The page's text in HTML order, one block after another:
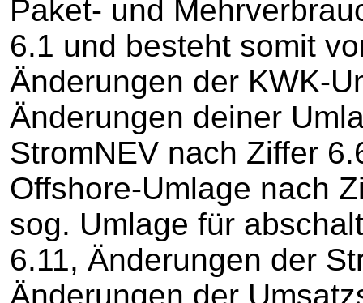
Paket- und
6.1 und besteht somit
Änderungen der KWK-
Änderungen deiner
StromNEV nach Ziffer
Offshore-Umlage nach
sog. Umlage für
6.11, Änderungen der
Änderungen der